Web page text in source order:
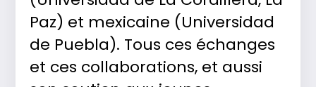
Paz) et mexicaine (Universidad
de Puebla). Tous ces échanges
et ces collaborations, et aussi